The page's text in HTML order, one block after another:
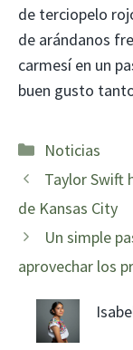
de terciopelo
de arándanos
carmesí en un
buen gusto
Categorías
Noticias
Taylor Swift
de Kansas City
Un simple
aprovechar los